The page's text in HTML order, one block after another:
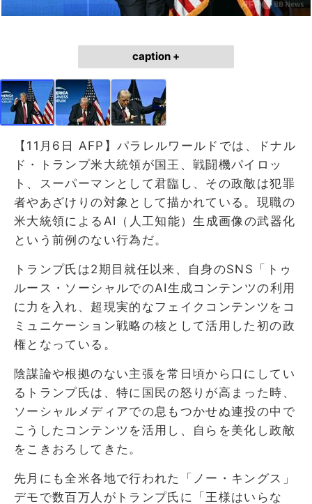
caption +
【11月6日 AFP】パラレルワールドでは、ドナル
ド・トランプ米大統領が国王、戦闘機パイロッ
ト、スーパーマンとして君臨し、その政敵は犯罪
者やあざけりの対象として描かれている。現職の
米大統領によるAI（人工知能）生成画像の武器化
という前例のない行為だ。
トランプ氏は2期目就任以来、自身のSNS「トゥ
ルース・ソーシャルでのAI生成コンテンツの利用
に力を入れ、超現実的なフェイクコンテンツをコ
ミュニケーション戦略の核として活用した初の政
権となっている。
陰謀論や根拠のない主張を常日頃から口にしてい
るトランプ氏は、特に国民の怒りが高まった時、
ソーシャルメディアでの息もつかせぬ連投の中で
こうしたコンテンツを活用し、自らを美化し政敵
をこきおろしてきた。
先月にも全米各地で行われた「ノー・キングス」
デモで数百万人がトランプ氏に「王様はいらな